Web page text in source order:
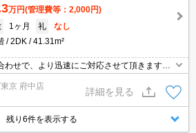
万円(管理費等：2,000円)
1ヶ月 礼
なし
2DK 41.31m²
わせで、より迅速にご対応させて頂きます～
ングまで～
京 府中店
詳細を見る
残り6件を表示する